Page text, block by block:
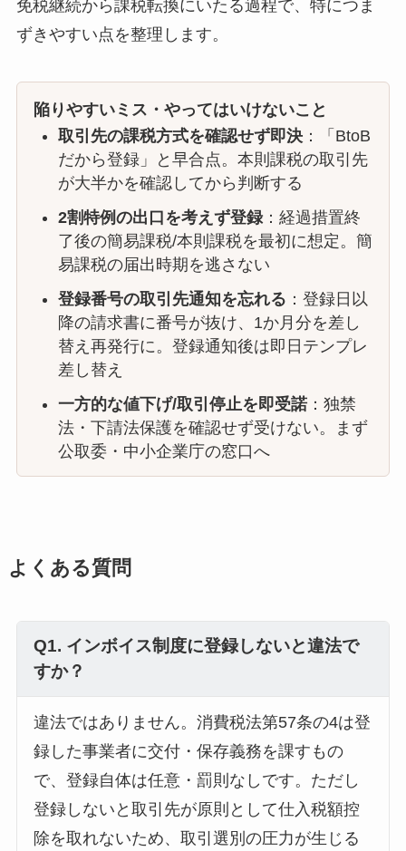
免税継続から課税転換にいたる過程で、特につま
ずきやすい点を整理します。
陥りやすいミス・やってはいけないこと
取引先の課税方式を確認せず即決：「BtoB
だから登録」と早合点。本則課税の取引先
が大半かを確認してから判断する
2割特例の出口を考えず登録：経過措置終
了後の簡易課税/本則課税を最初に想定。簡
易課税の届出時期を逃さない
登録番号の取引先通知を忘れる ：登録日以
降の請求書に番号が抜け、1か月分を差し
替え再発行に。登録通知後は即日テンプレ
差し替え
一方的な値下げ/取引停止を即受諾：独禁
法・下請法保護を確認せず受けない。まず
公取委・中小企業庁の窓口へ
よくある質問
Q1. インボイス制度に登録しないと違法で
すか？
違法ではありません。消費税法第57条の4は登
録した事業者に交付・保存義務を課すもの
で、登録自体は任意・罰則なしです。ただし
登録しないと取引先が原則として仕入税額控
除を取れないため、取引選別の圧力が生じる